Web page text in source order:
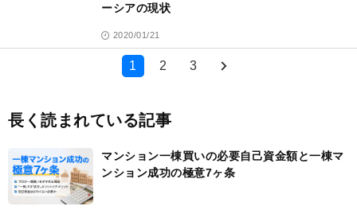
ーシアの現状
2020/01/21
1 2 3
長く読まれている記事
マンション一棟買いの必要自己資金額と一棟マ
ンション成功の極意7ヶ条